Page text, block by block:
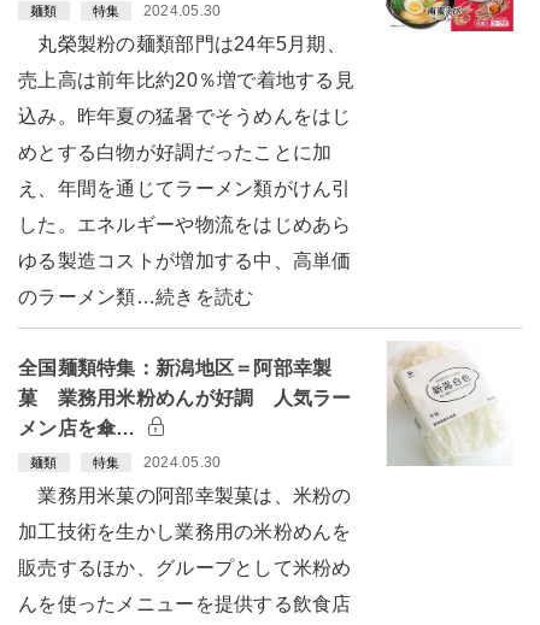
麺類 特集 2024.05.30
丸榮製粉の麺類部門は24年5月期、
売上高は前年比約20％増で着地する見
込み。昨年夏の猛暑でそうめんをはじ
めとする白物が好調だったことに加
え、年間を通じてラーメン類がけん引
した。エネルギーや物流をはじめあら
ゆる製造コストが増加する中、高単価
のラーメン類…続きを読む
全国麺類特集：新潟地区＝阿部幸製
菓 業務用米粉めんが好調 人気ラー
メン店を傘…
麺類 特集 2024.05.30
業務用米菓の阿部幸製菓は、米粉の
加工技術を生かし業務用の米粉めんを
販売するほか、グループとして米粉め
んを使ったメニューを提供する飲食店